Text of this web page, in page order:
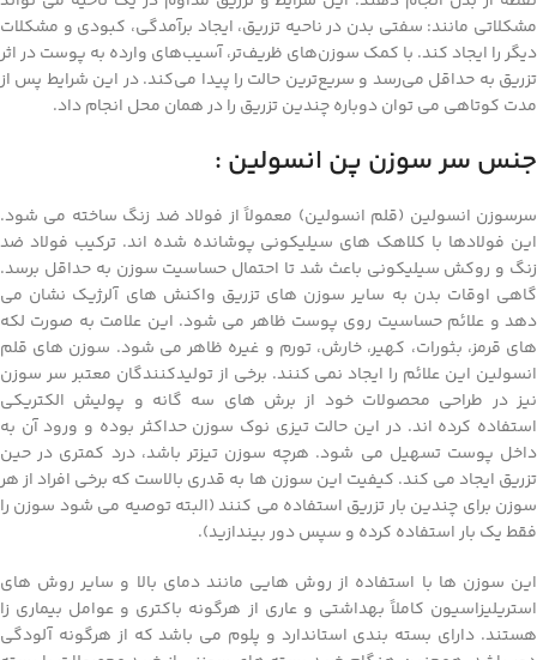
مشکلاتی مانند: سفتی بدن در ناحیه تزریق، ایجاد برآمدگی، کبودی و مشکلات
دیگر را ایجاد کند. با کمک سوزن‌های ظریف‌تر، آسیب‌های وارده به پوست در اثر
تزریق به حداقل می‌رسد و سریع‌ترین حالت را پیدا می‌کند. در این شرایط پس از
مدت کوتاهی می توان دوباره چندین تزریق را در همان محل انجام داد.
جنس سر سوزن پن انسولین :
سرسوزن انسولین (قلم انسولین) معمولاً از فولاد ضد زنگ ساخته می شود.
این فولادها با کلاهک های سیلیکونی پوشانده شده اند. ترکیب فولاد ضد
زنگ و روکش سیلیکونی باعث شد تا احتمال حساسیت سوزن به حداقل برسد.
گاهی اوقات بدن به سایر سوزن های تزریق واکنش های آلرژیک نشان می
دهد و علائم حساسیت روی پوست ظاهر می شود. این علامت به صورت لکه
های قرمز، بثورات، کهیر، خارش، تورم و غیره ظاهر می شود. سوزن های قلم
انسولین این علائم را ایجاد نمی کنند. برخی از تولیدکنندگان معتبر سر سوزن
نیز در طراحی محصولات خود از برش های سه گانه و پولیش الکتریکی
استفاده کرده اند. در این حالت تیزی نوک سوزن حداکثر بوده و ورود آن به
داخل پوست تسهیل می شود. هرچه سوزن تیزتر باشد، درد کمتری در حین
تزریق ایجاد می کند. کیفیت این سوزن ها به قدری بالاست که برخی افراد از هر
سوزن برای چندین بار تزریق استفاده می کنند (البته توصیه می شود سوزن را
فقط یک بار استفاده کرده و سپس دور بیندازید).
این سوزن ها با استفاده از روش هایی مانند دمای بالا و سایر روش های
استریلیزاسیون کاملاً بهداشتی و عاری از هرگونه باکتری و عوامل بیماری زا
هستند. دارای بسته بندی استاندارد و پلوم می باشد که از هرگونه آلودگی